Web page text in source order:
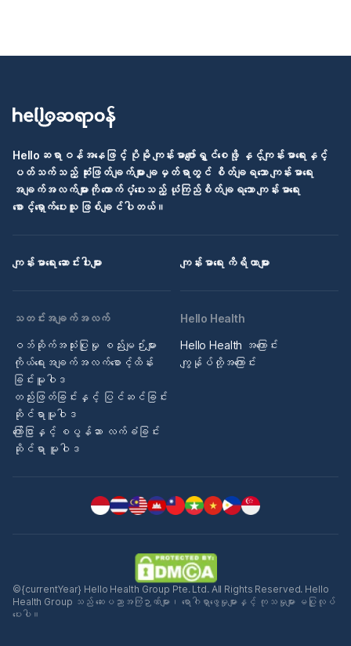
Helloဆရာဝန်အနေဖြင့် ပိုမို ကျန်းမာပျော်ရွှင်စေဖို့ နှင့်ကျန်းမာရေးနှင့်
ပတ်သက်သည့် ဆုံးဖြတ်ချက်များ ချမှတ်ရာတွင် စိတ်ချရသော ကျန်းမာရေး
အချက်အလက်များကို ထောက်ပံ့ပေးသည့် ယုံကြည်စိတ်ချရသော ကျန်းမာရေး
စောင့်ရှောက်ပေးသူ ဖြစ်ချင်ပါတယ်။
ကျန်းမာရေး ဆောင်းပါးများ ကျန်းမာရေး ကိရိယာများ
သတင်းအချက်အလက်
ဝဘ်ဆိုက်အသုံးပြုမှု စည်းမျဉ်းများ
ကိုယ်ရေးအချက်အလက်စောင့်ထိန်း
ခြင်းမူဝါဒ
တည်းဖြတ်ခြင်းနှင့် ပြင်ဆင်ခြင်း
ဆိုင်ရာမူဝါဒ
ကြော်ငြာနှင့် စပွန်ဆာ လက်ခံခြင်း
ဆိုင်ရာ မူဝါဒ
Hello Health
Hello Health အကြောင်း
ကျွန်ုပ်တို့အကြောင်း
©{currentYear} Hello Health Group Pte. Ltd. All Rights Reserved. Hello
Health Group သည် ဆေးပညာအကြံဉာဏ်များ၊ ရောဂါရှာဖွေမှုများနှင့် ကုသမှုများ မပြုလုပ်
ပေးပါ။